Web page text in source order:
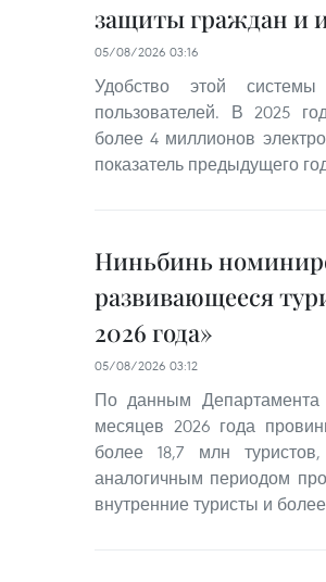
защиты граждан и
05/08/2026 03:16
Удобство этой системы
пользователей. В 2025
более 4 миллионов
показатель предыдущего
Ниньбинь
развивающееся
2026 года»
05/08/2026 03:12
По данным
месяцев 2026 года
более 18,7 млн
аналогичным периодом
внутренние туристы и